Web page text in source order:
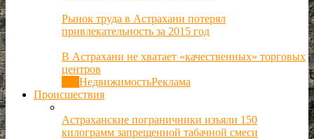
Рынок труда в Астрахани потерял
привлекательность за 2015 год
В Астрахани не хватает «качественных» торговых
центров
НедвижимостьРеклама
Происшествия
Астраханские пограничники изъяли 150
килограмм запрещенной табачной смеси